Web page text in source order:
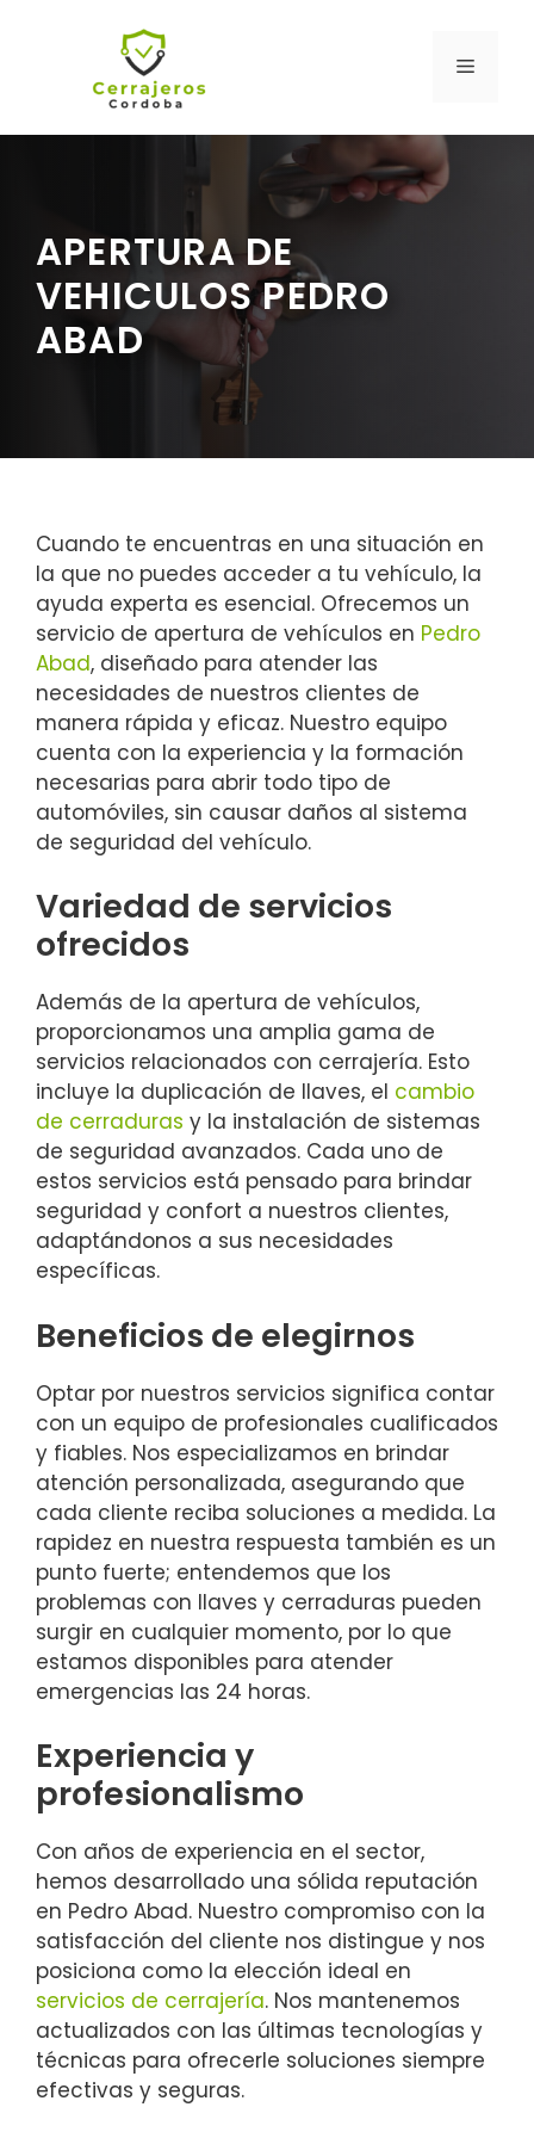
MENÚ
APERTURA DE
VEHICULOS PEDRO
ABAD
Cuando te encuentras en una situación en
la que no puedes acceder a tu vehículo, la
ayuda experta es esencial. Ofrecemos un
servicio de apertura de vehículos en Pedro
Abad, diseñado para atender las
necesidades de nuestros clientes de
manera rápida y eficaz. Nuestro equipo
cuenta con la experiencia y la formación
necesarias para abrir todo tipo de
automóviles, sin causar daños al sistema
de seguridad del vehículo.
Variedad de servicios
ofrecidos
Además de la apertura de vehículos,
proporcionamos una amplia gama de
servicios relacionados con cerrajería. Esto
incluye la duplicación de llaves, el cambio
de cerraduras y la instalación de sistemas
de seguridad avanzados. Cada uno de
estos servicios está pensado para brindar
seguridad y confort a nuestros clientes,
adaptándonos a sus necesidades
específicas.
Beneficios de elegirnos
Optar por nuestros servicios significa contar
con un equipo de profesionales cualificados
y fiables. Nos especializamos en brindar
atención personalizada, asegurando que
cada cliente reciba soluciones a medida. La
rapidez en nuestra respuesta también es un
punto fuerte; entendemos que los
problemas con llaves y cerraduras pueden
surgir en cualquier momento, por lo que
estamos disponibles para atender
emergencias las 24 horas.
Experiencia y
profesionalismo
Con años de experiencia en el sector,
hemos desarrollado una sólida reputación
en Pedro Abad. Nuestro compromiso con la
satisfacción del cliente nos distingue y nos
posiciona como la elección ideal en
servicios de cerrajería. Nos mantenemos
actualizados con las últimas tecnologías y
técnicas para ofrecerle soluciones siempre
efectivas y seguras.